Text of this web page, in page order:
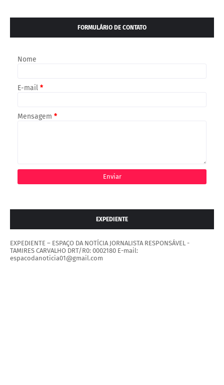
FORMULÁRIO DE CONTATO
Nome
E-mail *
Mensagem *
EXPEDIENTE
EXPEDIENTE – ESPAÇO DA NOTÍCIA JORNALISTA RESPONSÁVEL -
TAMIRES CARVALHO DRT/R0: 0002180 E-mail:
espacodanoticia01@gmail.com